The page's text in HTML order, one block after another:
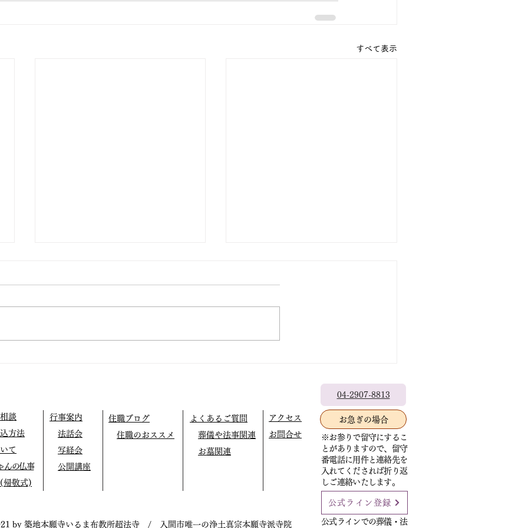
すべて表示
04-2907-8813
談
方法
て
んの仏事
帰敬式)
行事案内
法話会
写経会
公開講座
住職ブログ
住職のおススメ
よくあるご質問
葬儀や法事関連
お墓関連
お急ぎの場合
アクセス
お問合せ
※お参りで留守にするこ
とがありますので、留守
番電話に用件と連絡先を
入れてくだされば折り返
しご連絡いたします。
公式ライン登録
by 築地本願寺いるま布教所超法寺 / 入間市唯一の浄土真宗本願寺派寺院 公式ラインでの葬儀・法